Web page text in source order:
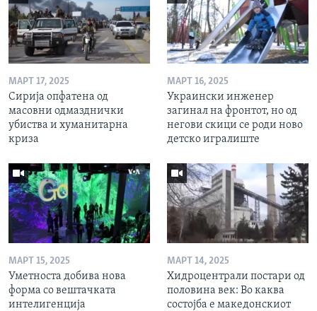
МАРТ 17, 2025
Сирија опфатена од
масовни одмазднички
убиства и хуманитарна
криза
МАРТ 16, 2025
Украински инженер
загинал на фронтот, но од
негови скици се роди ново
детско игралиште
МАРТ 15, 2025
Уметноста добива нова
форма со вештачката
интелигенција
МАРТ 14, 2025
Хидроцентрали постари од
половина век: Во каква
состојба е македонскиот